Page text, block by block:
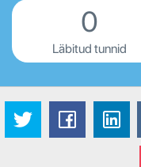
0
Läbitud tunnid